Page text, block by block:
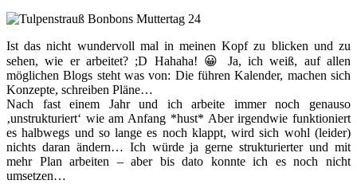
Ist das nicht wundervoll mal in meinen Kopf zu blicken und zu
sehen, wie er arbeitet? ;D Hahaha! 😀 Ja, ich weiß, auf allen
möglichen Blogs steht was von: Die führen Kalender, machen sich
Konzepte, schreiben Pläne…
Nach fast einem Jahr und ich arbeite immer noch genauso
‚unstrukturiert‘ wie am Anfang *hust* Aber irgendwie funktioniert
es halbwegs und so lange es noch klappt, wird sich wohl (leider)
nichts daran ändern… Ich würde ja gerne strukturierter und mit
mehr Plan arbeiten – aber bis dato konnte ich es noch nicht
umsetzen…